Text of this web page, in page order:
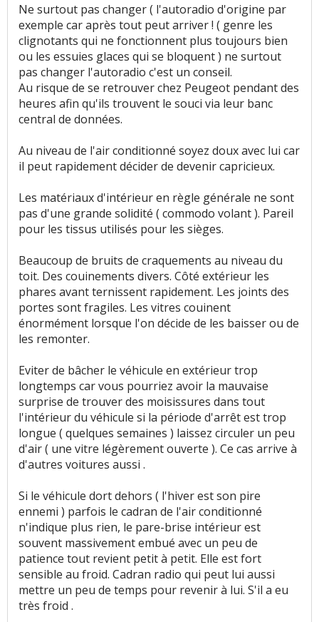
Style:72aiment2n'aiment pas
Résistance peinture:1aime1n'aime pas
Equipement:6aiment 1 n'aime pas
Eclairage:1n'aime pas
Fiabilité: 12aiment33n'aiment pas
Service après vente n'aiment pas
Entretien (coût):2aiment2n'aiment pas
Prix pièces détach.:1aime1n'aime pas
Coût assurance
Accessibilité moteur:1n'aime pas
Ne surtout pas changer ( l'autoradio d'origine par
exemple car après tout peut arriver ! ( genre les
clignotants qui ne fonctionnent plus toujours bien
ou les essuies glaces qui se bloquent ) ne surtout
pas changer l'autoradio c'est un conseil.
Au risque de se retrouver chez Peugeot pendant des
heures afin qu'ils trouvent le souci via leur banc
central de données.
Au niveau de l'air conditionné soyez doux avec lui car
il peut rapidement décider de devenir capricieux.
Les matériaux d'intérieur en règle générale ne sont
pas d'une grande solidité ( commodo volant ). Pareil
pour les tissus utilisés pour les sièges.
Beaucoup de bruits de craquements au niveau du
toit. Des couinements divers. Côté extérieur les
phares avant ternissent rapidement. Les joints des
portes sont fragiles. Les vitres couinent
énormément lorsque l'on décide de les baisser ou de
les remonter.
Eviter de bâcher le véhicule en extérieur trop
longtemps car vous pourriez avoir la mauvaise
surprise de trouver des moisissures dans tout
l'intérieur du véhicule si la période d'arrêt est trop
longue ( quelques semaines ) laissez circuler un peu
d'air ( une vitre légèrement ouverte ). Ce cas arrive à
d'autres voitures aussi .
Si le véhicule dort dehors ( l'hiver est son pire
ennemi ) parfois le cadran de l'air conditionné
n'indique plus rien, le pare-brise intérieur est
souvent massivement embué avec un peu de
patience tout revient petit à petit. Elle est fort
sensible au froid. Cadran radio qui peut lui aussi
mettre un peu de temps pour revenir à lui. S'il a eu
très froid .